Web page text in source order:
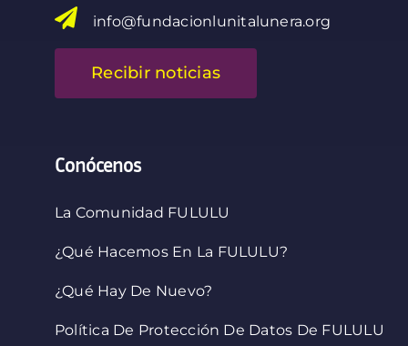
info@fundacionlunitalunera.org
Recibir noticias
Conócenos
La Comunidad FULULU
¿Qué Hacemos En La FULULU?
¿Qué Hay De Nuevo?
Política De Protección De Datos De FULULU